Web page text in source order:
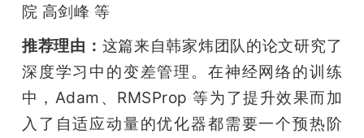
院 高剑峰 等
推荐理由： 这篇来自韩家炜团队的论文研究了
深度学习中的变差管理。在神经网络的训练
中，Adam、RMSProp 等为了提升效果而加
入了自适应动量的优化器都需要一个预热阶